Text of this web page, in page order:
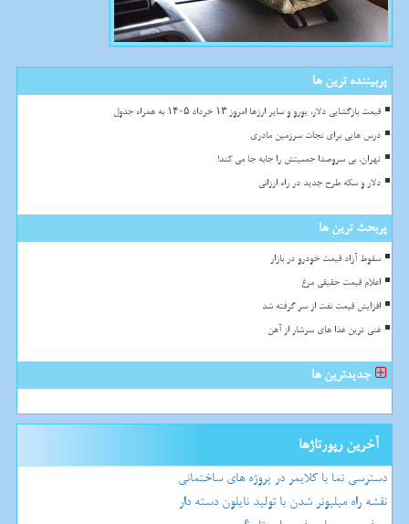
پربیننده ترین ها
قیمت بازگشایی دلار، یورو و سایر ارزها امروز ۱۳ خرداد ۱۴۰۵ به همراه جدول
درس هایی برای نجات سرزمین مادری
تهران، بی سروصدا جمعیتش را جابه جا می کند!
دلار و سکه طرح جدید در راه ارزانی
پربحث ترین ها
سقوط آزاد قیمت خودرو در بازار
اعلام قیمت حقیقی مرغ
افزایش قیمت نفت از سر گرفته شد
غنی ترین غذا های سرشار از آهن
جدیدترین ها
آخرین رپورتاژها
دسترسی نما با کلایمر در پروژه های ساختمانی
نقشه راه میلیونر شدن با تولید نایلون دسته دار